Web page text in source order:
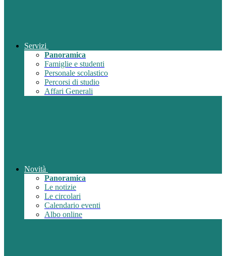
Servizi
Panoramica
Famiglie e studenti
Personale scolastico
Percorsi di studio
Affari Generali
Novità
Panoramica
Le notizie
Le circolari
Calendario eventi
Albo online